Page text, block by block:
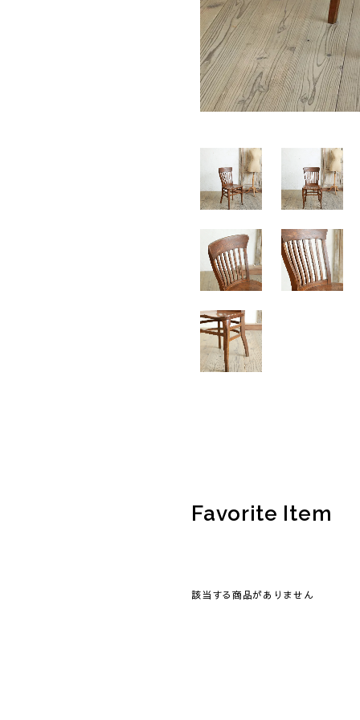
Favorite Item
該当する商品がありません